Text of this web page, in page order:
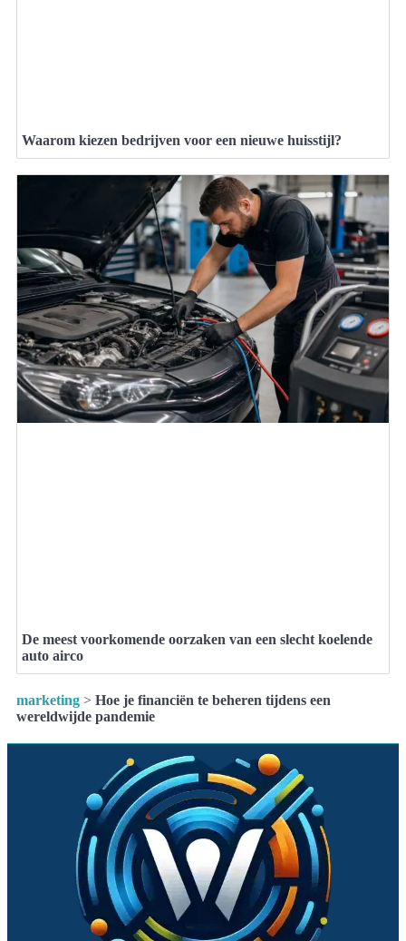
Waarom kiezen bedrijven voor een nieuwe huisstijl?
De meest voorkomende oorzaken van een slecht koelende
auto airco
marketing > Hoe je financiën te beheren tijdens een
wereldwijde pandemie